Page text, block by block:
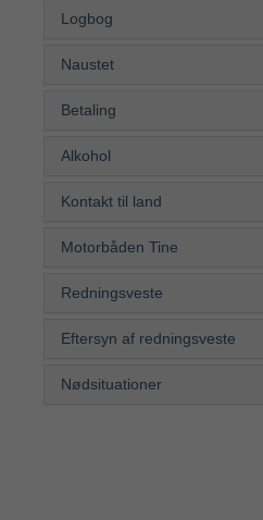
Logbog
Naustet
Betaling
Alkohol
Kontakt til land
Motorbåden Tine
Redningsveste
Eftersyn af redningsveste
Nødsituationer